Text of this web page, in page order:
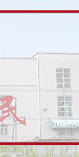
常见答问